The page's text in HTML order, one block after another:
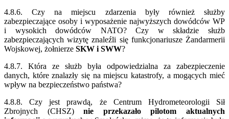
4.8.6. Czy na miejscu zdarzenia były również służby
zabezpieczające osoby i wyposażenie najwyższych dowódców WP
i wysokich dowódców NATO? Czy w składzie służb
zabezpieczających wizytę znaleźli się funkcjonariusze Żandarmerii
Wojskowej, żołnierze SKW i SWW?
4.8.7. Która ze służb była odpowiedzialna za zabezpieczenie
danych, które znalazły się na miejscu katastrofy, a mogących mieć
wpływ na bezpieczeństwo państwa?
4.8.8. Czy jest prawdą, że Centrum Hydrometeorologii Sił
Zbrojnych (CHSZ)nie przekazało pilotom aktualnych